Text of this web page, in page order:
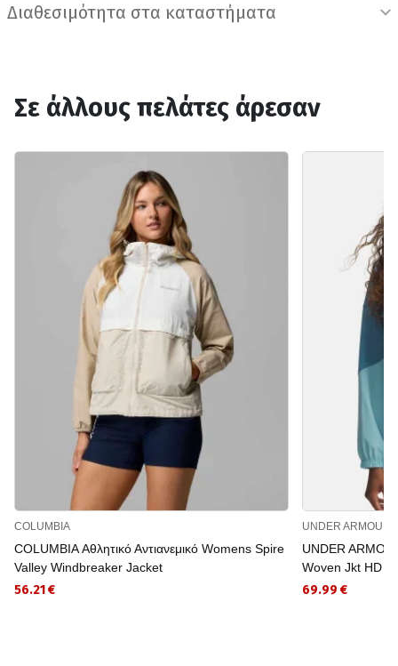
Διαθεσιμότητα στα καταστήματα
Σε άλλους πελάτες άρεσαν
COLUMBIA
COLUMBIA Αθλητικό Αντιανεμικό Womens Spire
Valley Windbreaker Jacket
56.21 €
UNDER ARMOUR
UNDER
Woven Jkt HD
69.99 €